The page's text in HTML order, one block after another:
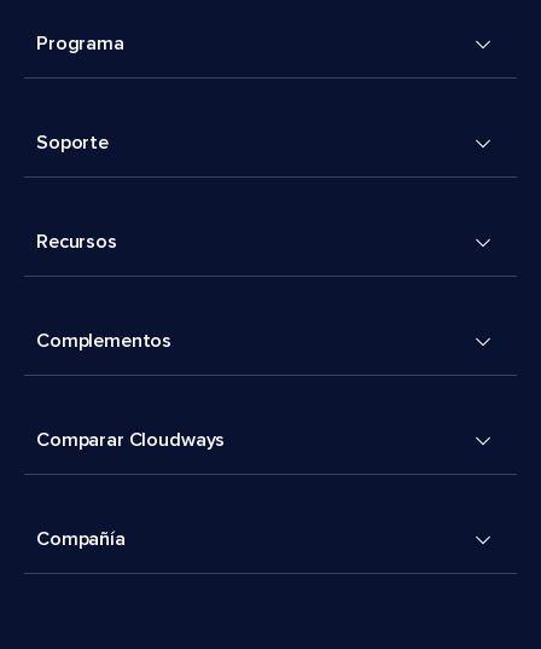
Programa
Soporte
Recursos
Complementos
Comparar Cloudways
Compañía